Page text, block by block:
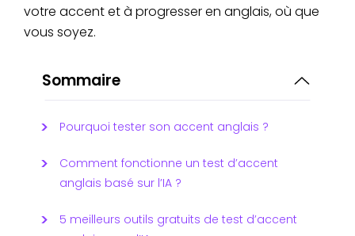
votre accent et à progresser en anglais, où que
vous soyez.
Sommaire
Pourquoi tester son accent anglais ?
Comment fonctionne un test d’accent
anglais basé sur l’IA ?
5 meilleurs outils gratuits de test d’accent